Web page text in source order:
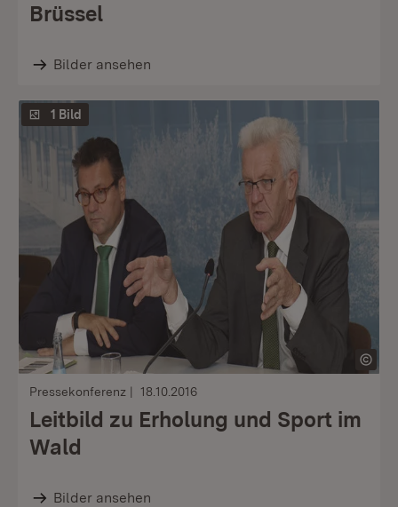
Brüssel
Bilder ansehen
1 Bild
Pressekonferenz 18.10.2016
Leitbild zu Erholung und Sport im
Wald
Bilder ansehen